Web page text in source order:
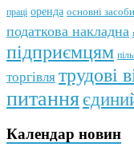
праці оренда основні засоби
податкова накладна
підприємцям
торгівля трудові
питання
Календар новин